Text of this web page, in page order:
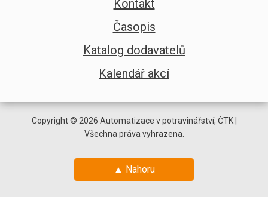
Kontakt
Časopis
Katalog dodavatelů
Kalendář akcí
Copyright © 2026 Automatizace v potravinářství, ČTK |
Všechna práva vyhrazena.
▲ Nahoru